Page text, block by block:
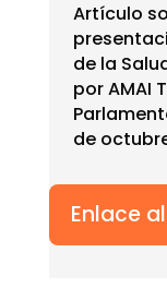
Artículo
de la
por AMAI
de
Enlace